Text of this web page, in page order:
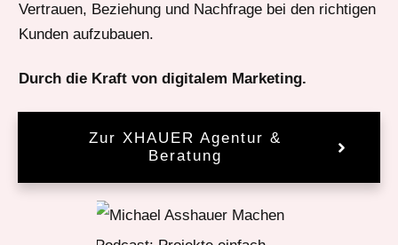
Vertrauen, Beziehung und Nachfrage bei den richtigen
Kunden aufzubauen.
Durch die Kraft von digitalem Marketing.
Zur XHAUER Agentur &
Beratung